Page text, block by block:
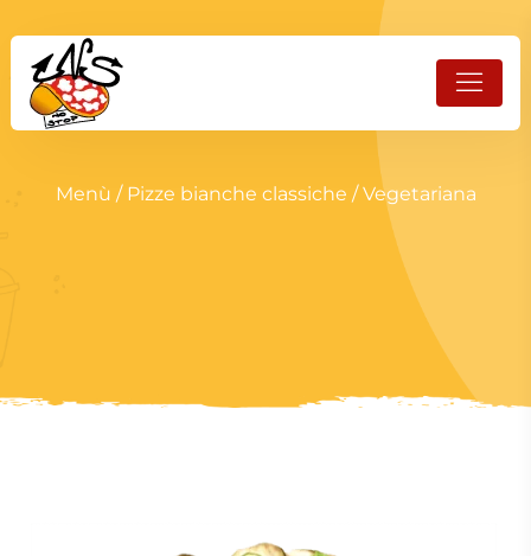
Menù / Pizze bianche classiche / Vegetariana